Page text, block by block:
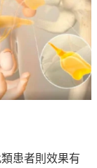
患者則效果有